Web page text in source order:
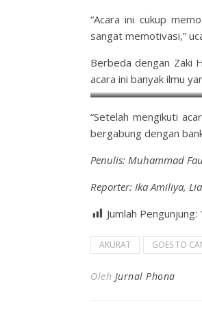
“Acara ini cukup
sangat memotivasi,”
Berbeda dengan Zaki
acara ini banyak ilmu
“Setelah mengikuti
bergabung dengan
Penulis: Muhammad
Reporter: Ika Amiliya,
Jumlah Pengunjung:
AKURAT GOES TO
Oleh Jurnal Phona